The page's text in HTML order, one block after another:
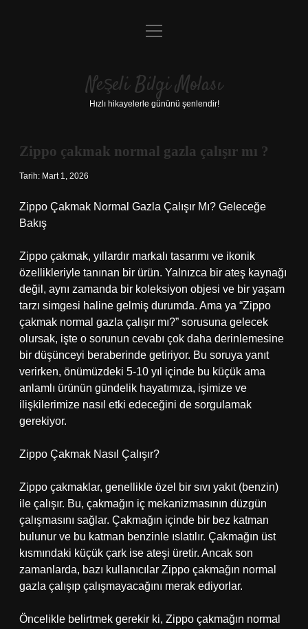
Anasayfa
Yasal Uyarı
menüyü
Neşeli Bilgi Molası
Hızlı hikayelerle gününü şenlendir!
Zippo çakmak normal gazla çalışır mı ?
Tarih: Mart 1, 2026
Zippo Çakmak Normal Gazla Çalışır Mı? Geleceğe
Bakış
Zippo çakmak, yıllardır markalı tasarımı ve ikonik
özellikleriyle tanınan bir ürün. Yalnızca bir ateş kaynağı
değil, aynı zamanda bir koleksiyon objesi ve bir yaşam
tarzı simgesi haline gelmiş durumda. Ama ya “Zippo
çakmak normal gazla çalışır mı?” sorusuna gelecek
olursak, işte o sorunun cevabı çok daha derinlemesine
bir düşünceyi beraberinde getiriyor. Bu soruya yanıt
verirken, önümüzdeki 5-10 yıl içinde bu küçük ama
anlamlı ürünün gündelik hayatımıza, işimize ve
ilişkilerimize nasıl etki edeceğini de sorgulamak
gerekiyor.
Zippo Çakmak Nasıl Çalışır?
Zippo çakmaklar, genellikle özel bir sıvı yakıt (benzin)
ile çalışır. Bu, çakmağın iç mekanizmasının düzgün
çalışmasını sağlar. Çakmağın içinde bir bez katman
bulunur ve bu katman benzinle ıslatılır. Çakmağın üst
kısmındaki küçük çark ise ateşi üretir. Ancak son
zamanlarda, bazı kullanıcılar Zippo çakmağın normal
gazla çalışıp çalışmayacağını merak ediyorlar.
Öncelikle belirtmek gerekir ki, Zippo çakmağın normal